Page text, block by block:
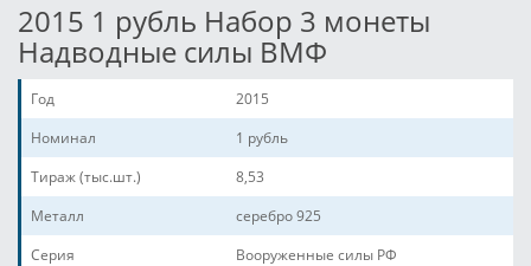
2015 1 рубль Набор 3 монеты
Надводные силы ВМФ
Год
2015
Номинал
1 рубль
Тираж (тыс.шт.)
8,53
Металл
серебро 925
Серия
Вооруженные силы РФ